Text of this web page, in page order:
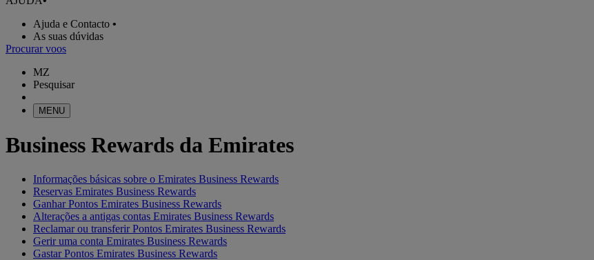
Ajuda e Contacto •
As suas dúvidas
Procurar voos
MZ
Pesquisar
MENU
Business Rewards da Emirates
Informações básicas sobre o Emirates Business Rewards
Reservas Emirates Business Rewards
Ganhar Pontos Emirates Business Rewards
Alterações a antigas contas Emirates Business Rewards
Reclamar ou transferir Pontos Emirates Business Rewards
Gerir uma conta Emirates Business Rewards
Gastar Pontos Emirates Business Rewards